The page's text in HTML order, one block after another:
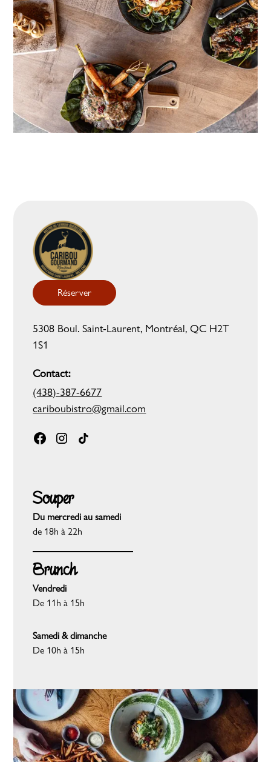
Réserver
5308 Boul. Saint-Laurent, Montréal, QC H2T
1S1
Contact:
(438)-387-6677
cariboubistro@gmail.com
Souper
Du mercredi au samedi
de 18h à 22h
Brunch
Vendredi
De 11h à 15h
Samedi & dimanche
De 10h à 15h